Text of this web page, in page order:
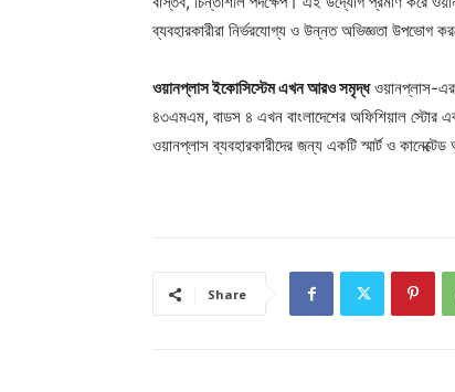
ব্যবহারকারীরা নির্ভরযোগ্য ও উন্নত অভিজ্ঞতা উপভোগ
ওয়ানপ্লাস ইকোসিস্টেম এখন আরও সমৃদ্ধওয়ানপ্লাস-এর
৪৩এমএম, বাডস ৪ এখন বাংলাদেশের অফিশিয়াল স্টোর
ওয়ানপ্লাস ব্যবহারকারীদের জন্য একটি স্মার্ট ও
Share